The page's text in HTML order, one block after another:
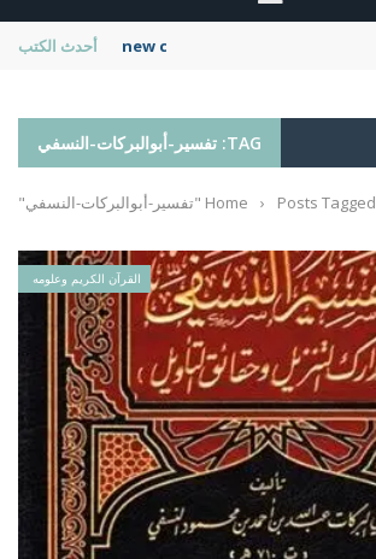
أحدث الكتب new cambridge history of islam
TAG: تفسير-أبوالبركات-النسفي
Home › Posts Tagged "تفسير-أبوالبركات-النسفي"
القرآن الكريم وعلومه